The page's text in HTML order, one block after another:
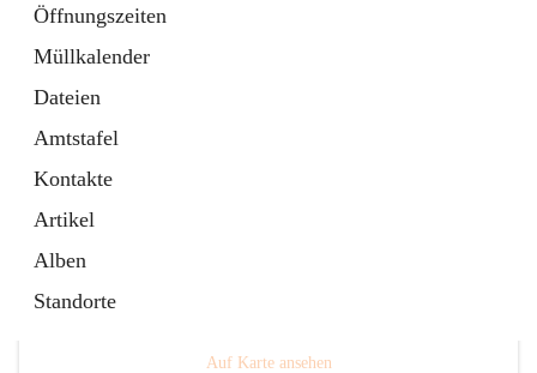
Öffnungszeiten
Müllkalender
Dateien
Amtstafel
Kontakte
Artikel
Alben
Standorte
Gemeinde
3 Schnellzugriffe
Auf Karte ansehen